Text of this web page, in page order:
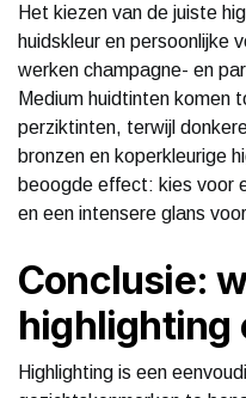
Het kiezen van de juiste
huidskleur en persoonlijke
werken champagne- en
Medium huidtinten komen
perziktinten, terwijl
bronzen en koperkleurige
beoogde effect: kies voor
en een intensere glans
Conclusie:
highlighting
Highlighting is een